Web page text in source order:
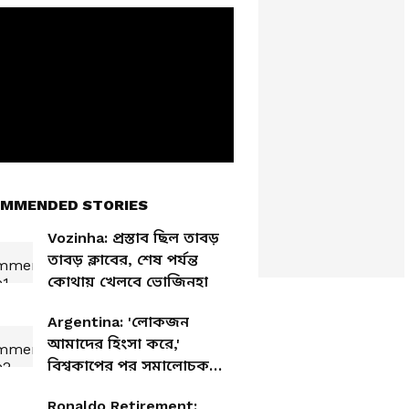
STORIES
Vozinha: প্রস্তাব ছিল তাবড়
তাবড় ক্লাবের, শেষ পর্যন্ত
কোথায় খেলবে ভোজিনহা
Argentina: 'লোকজন
আমাদের হিংসা করে,'
বিশ্বকাপের পর সমালোচকদের